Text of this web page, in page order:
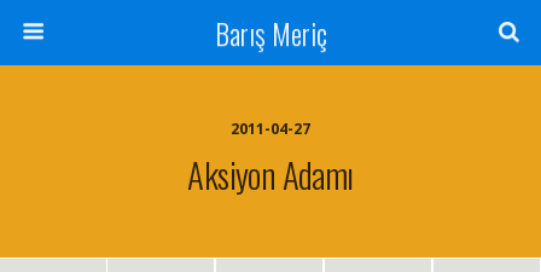
Barış Meriç
2011-04-27
Aksiyon Adamı